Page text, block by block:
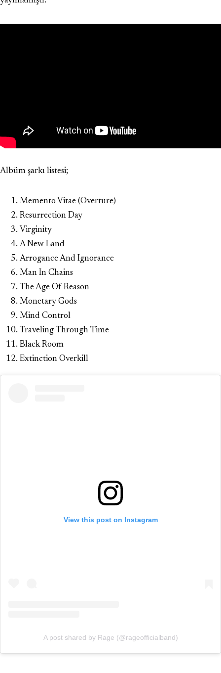
Albüm şarkı listesi;
Memento Vitae (Overture)
Resurrection Day
Virginity
A New Land
Arrogance And Ignorance
Man In Chains
The Age Of Reason
Monetary Gods
Mind Control
Traveling Through Time
Black Room
Extinction Overkill
View this post on Instagram
A post shared by Rage (@rageofficialband)